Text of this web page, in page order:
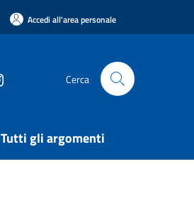
Accedi all'area personale
Cerca
Tutti gli argomenti